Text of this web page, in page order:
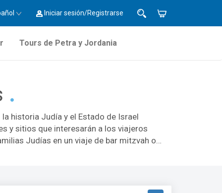
Iniciar sesión/Registrarse
Tours de Petra y Jordania
historia Judía y el Estado de Israel
y sitios que interesarán a los viajeros
Judías en un viaje de bar mitzvah o